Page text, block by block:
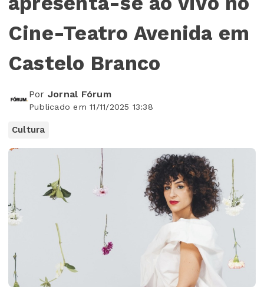
Cine-Teatro Avenida em
Castelo Branco
Por Jornal Fórum
Publicado em 11/11/2025 13:38
Cultura